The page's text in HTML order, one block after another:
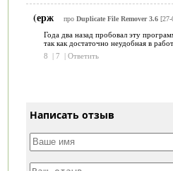
(ерж про Duplicate File Remover 3.6[27-
Года два назад пробовал эту
так как достаточно неудобная в
8
| 7 | Ответить
Написать отзыв